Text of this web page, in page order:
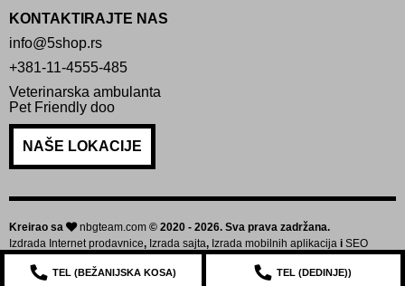
KONTAKTIRAJTE NAS
info@5shop.rs
+381-11-4555-485
Veterinarska ambulanta
Pet Friendly doo
NAŠE LOKACIJE
Kreirao sa nbgteam.com © 2020 - 2026. Sva prava zadržana.
Izdrada Internet prodavnice, Izrada sajta, Izrada mobilnih aplikacija i SEO
TEL (BEŽANIJSKA KOSA) TEL (DEDINJE))